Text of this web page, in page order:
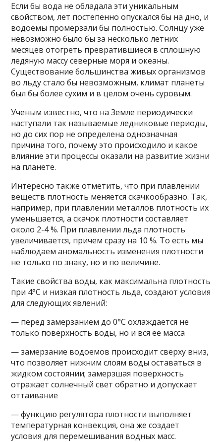
Если бы вода не обладала эти уникальным
свойством, лет постепенно опускался бы на дно, и
водоемы промерзали бы полностью. Солнцу уже
невозможно было бы за несколько летних
месяцев отогреть превратившиеся в сплошную
ледяную массу северные моря и океаны.
Существование большинства живых организмов
во льду стало бы невозможным, климат планеты
был бы более сухим и в целом очень суровым.
Ученым известно, что на Земле периодически
наступали так называемые ледниковые периоды,
но до сих пор не определена однозначная
причина того, почему это происходило и какое
влияние эти процессы оказали на развитие жизни
на планете.
Интересно также отметить, что при плавлении
веществ плотность меняется скачкообразно. Так,
например, при плавлении металлов плотность их
уменьшается, а скачок плотности составляет
около 2-4 %. При плавлении льда плотность
увеличивается, причем сразу на 10 %. То есть мы
наблюдаем аномальность изменения плотности
не только по знаку, но и по величине.
Такие свойства воды, как максимальна плотность
при 4°С и низкая плотность льда, создают условия
для следующих явлений:
— перед замерзанием до 0°С охлаждается не
только поверхность воды, но и вся ее масса
— замерзание водоемов происходит сверху вниз,
что позволяет нижним слоям воды оставаться в
жидком состоянии; замерзшая поверхность
отражает солнечный свет обратно и допускает
оттаивание
— функцию регулятора плотности выполняет
температурная конвекция, она же создает
условия для перемешивания водных масс.